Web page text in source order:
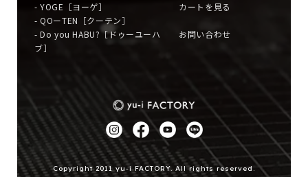
- YOGE［ヨーゲ］
- QOーTEN［クーテン］
- Do you HABU?［ドゥーユーハ
ブ］
カートを見る
お問い合わせ
Copyright 2011 yu-i FACTORY. All rights reserved.